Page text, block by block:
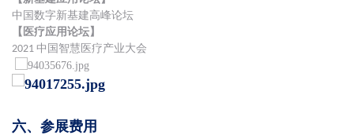
中国数字新基建高峰论坛
【医疗应用论坛】
2021 中国智慧医疗产业大会
六、参展费用